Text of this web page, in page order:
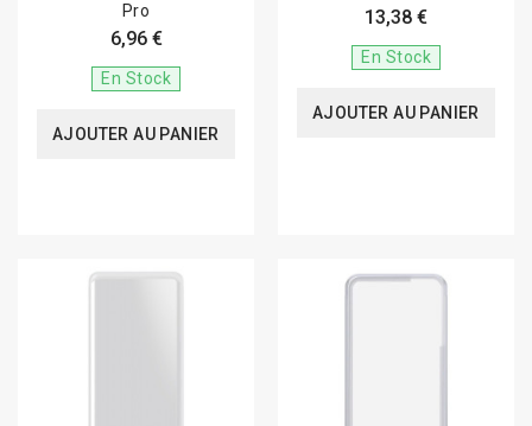
Pro
6,96 €
En Stock
AJOUTER AU PANIER
13,38 €
En Stock
AJOUTER AU PANIER